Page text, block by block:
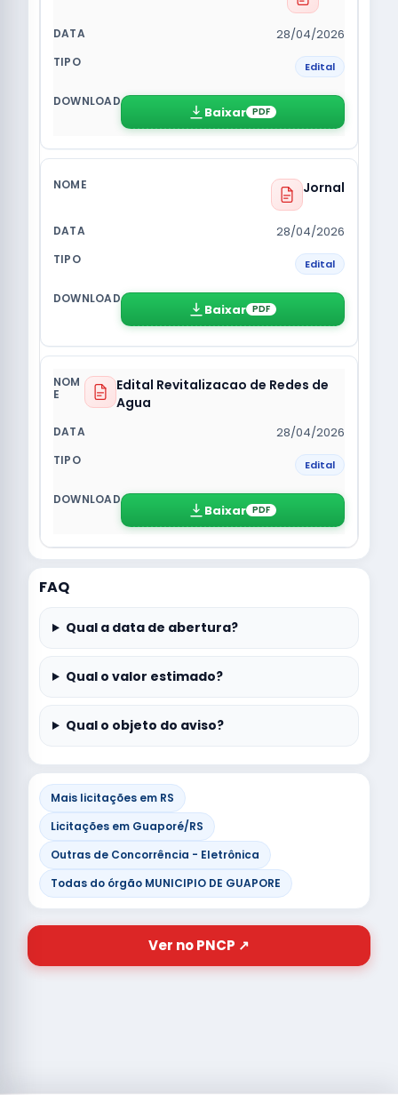
28/04/2026
Edital
Baixar PDF
Jornal
28/04/2026
Edital
Baixar PDF
Edital Revitalizacao de Redes de
Agua
28/04/2026
Edital
Baixar PDF
FAQ
Qual a data de abertura?
Qual o valor estimado?
Qual o objeto do aviso?
Mais licitações em RS
Licitações em Guaporé/RS
Outras de Concorrência - Eletrônica
Todas do órgão MUNICIPIO DE GUAPORE
Ver no PNCP ↗